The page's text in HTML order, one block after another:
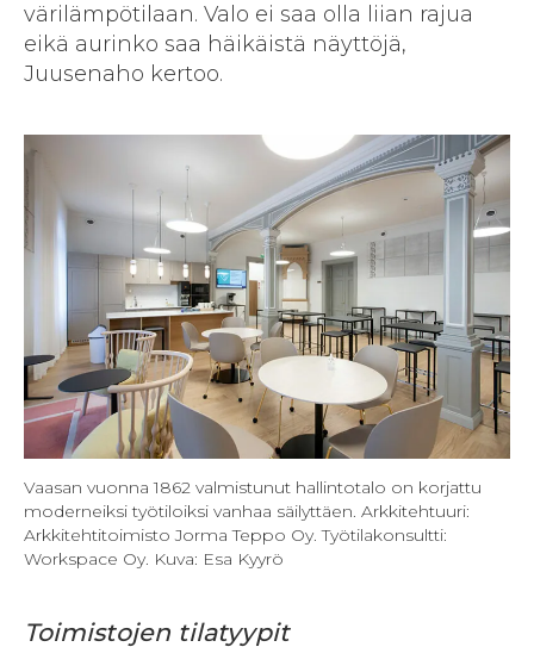
värilämpötilaan. Valo ei saa olla liian rajua
eikä aurinko saa häikäistä näyttöjä,
Juusenaho kertoo.
Vaasan vuonna 1862 valmistunut hallintotalo on korjattu
moderneiksi työtiloiksi vanhaa säilyttäen. Arkkitehtuuri:
Arkkitehtitoimisto Jorma Teppo Oy. Työtilakonsultti:
Workspace Oy. Kuva: Esa Kyyrö
Toimistojen tilatyypit